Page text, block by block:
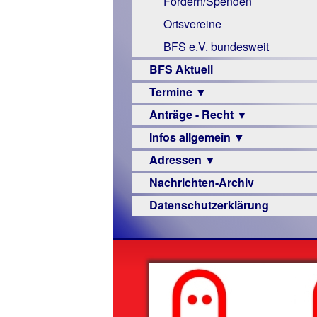
Links
Ortsvereine
BFS e.V. bundesweit
BFS Aktuell
Termine ▼
Veranstaltungsprogramme
Anträge - Recht ▼
Archiv
Urteile
Infos allgemein ▼
Sehbehinderung
Frühförderung
Schule
–
Beruf
Senioren
Hilfsmittel
Adressen ▼
Augenoptiker
Berufsbildungswerke
Hörbüchereien
Reha-
Nachrichten-Archiv
Datenschutzerklärung